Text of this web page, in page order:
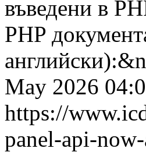
въведени в
PHP
May 2026
https://
panel-api-